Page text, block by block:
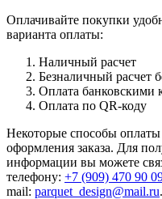
Оплачивайте покупки
варианта оплаты:
Наличный расчет
Безналичный
Оплата банковскими
Оплата по QR-коду
Некоторые способы
оформления заказа. Для
информации вы можете
телефону: +7 (909) 470 90
mail: parquet_design@mail.ru.